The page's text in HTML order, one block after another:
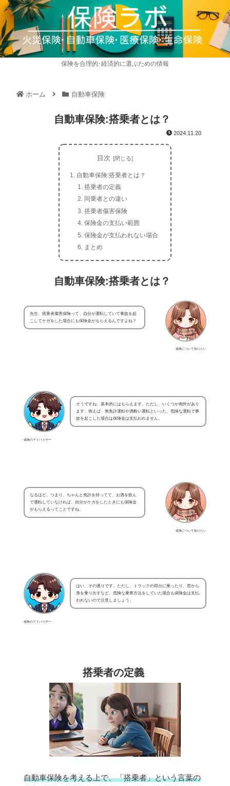
保険を合理的･経済的に選ぶための情報
ホーム 自動車保険
自動車保険:搭乗者とは？
2024.11.20
目次
自動車保険:搭乗者とは？
搭乗者の定義
同乗者との違い
搭乗者傷害保険
保険金の支払い範囲
保険金が支払われない場合
まとめ
自動車保険:搭乗者とは？
保険について知りたい
先生、搭乗者傷害保険って、自分が運転していて事故を起
こしてケガをした場合にも保険金がもらえるんですよね？
保険のアドバイザー
そうですね、基本的にはもらえます。ただし、いくつか例外があり
ます。例えば、無免許運転や酒酔い運転といった、危険な運転で事
故を起こした場合は保険金は支払われません。
保険について知りたい
なるほど。つまり、ちゃんと免許を持ってて、お酒を飲ん
で運転していなければ、自分がケガをしたときにも保険金
がもらえるってことですね。
保険のアドバイザー
はい、その通りです。ただし、トラックの荷台に乗ったり、窓から
身を乗り出すなど、危険な乗車方法をしていた場合も保険金は支払
われないので注意しましょう。
搭乗者の定義
自動車保険を考える上で、「搭乗者」という言葉の